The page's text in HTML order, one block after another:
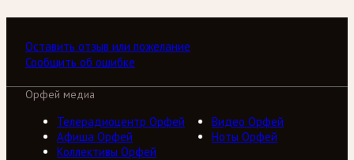
Оставить отзыв или пожелание
Сообщить об ошибке
Орфей медиа
Телерадиоцентр Орфей
Видео Орфей
Афиша Орфей
Ноты Орфей
Коллективы Орфей